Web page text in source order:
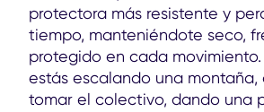
protectora más resistente y
tiempo, manteniéndote seco,
protegido en cada
estás escalando una
tomar el colectivo, dando una